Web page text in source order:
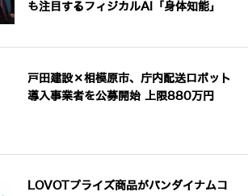
も注目するフィジカルAI「身体知能」
戸田建設×相模原市、庁内配送ロボット
導入事業者を公募開始 上限880万円
LOVOTプライズ商品がバンダイナムコ